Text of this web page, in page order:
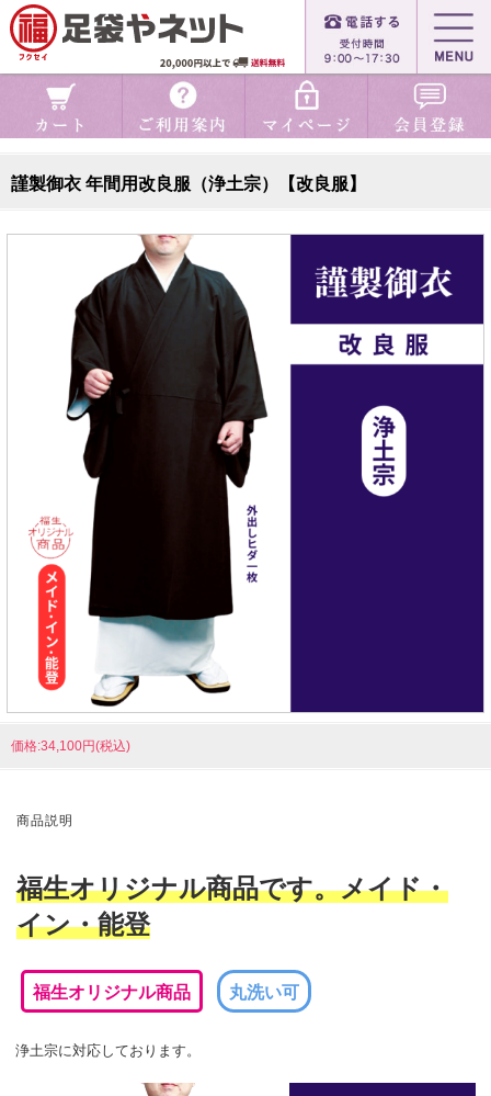
謹製御衣 年間用改良服（浄土宗）【改良服】
価格:34,100円(税込)
商品説明
福生オリジナル商品です。メイド・
イン・能登
福生オリジナル商品 丸洗い可
浄土宗に対応しております。